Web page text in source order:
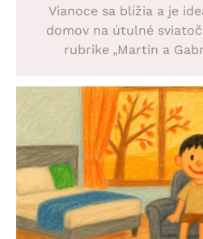
Vianoce sa blížia a je
domov na útulné
rubrike „Martin a
ktoré dodajú vášmu
vianočnú